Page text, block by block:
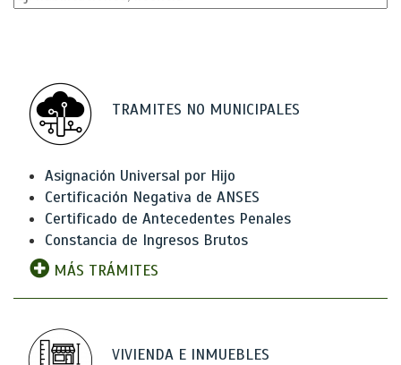
TRAMITES NO MUNICIPALES
Asignación Universal por Hijo
Certificación Negativa de ANSES
Certificado de Antecedentes Penales
Constancia de Ingresos Brutos
MÁS TRÁMITES
VIVIENDA E INMUEBLES